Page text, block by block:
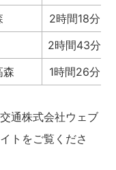
2時間18分
2時間43分
森 1時間26分
通株式会社ウェブ
トをご覧くださ